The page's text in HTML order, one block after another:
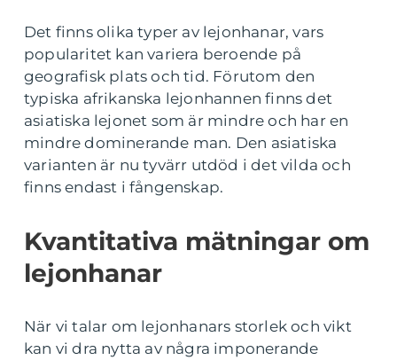
Det finns olika typer av lejonhanar, vars
popularitet kan variera beroende på
geografisk plats och tid. Förutom den
typiska afrikanska lejonhannen finns det
asiatiska lejonet som är mindre och har en
mindre dominerande man. Den asiatiska
varianten är nu tyvärr utdöd i det vilda och
finns endast i fångenskap.
Kvantitativa mätningar om
lejonhanar
När vi talar om lejonhanars storlek och vikt
kan vi dra nytta av några imponerande